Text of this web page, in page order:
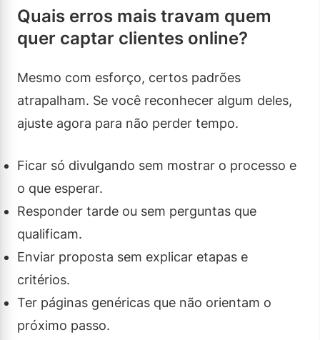
Quais erros mais travam quem
quer captar clientes online?
Mesmo com esforço, certos padrões
atrapalham. Se você reconhecer algum deles,
ajuste agora para não perder tempo.
Ficar só divulgando sem mostrar o processo e
o que esperar.
Responder tarde ou sem perguntas que
qualificam.
Enviar proposta sem explicar etapas e
critérios.
Ter páginas genéricas que não orientam o
próximo passo.